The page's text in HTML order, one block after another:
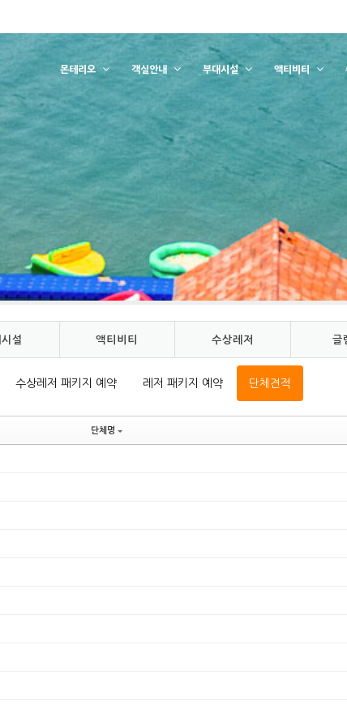
몬테리오 객실안내 부대시설 액티비티
설 액티비티 수상레저 글
수상레저 패키지 예약 레저 패키지 예약 단체견적
단체명